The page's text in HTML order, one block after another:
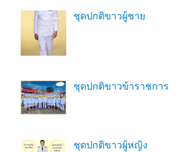
ชุดปกติขาวผู้ชาย
ชุดปกติขาวข้าราชการ
ชุดปกติขาวผู้หญิง